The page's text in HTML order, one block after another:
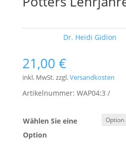
Dr. Heidi Gidion
21,00 €
inkl. MwSt.zzgl.Versandkosten
Artikelnummer: WAP04:3
Wählen Sie eine
Option